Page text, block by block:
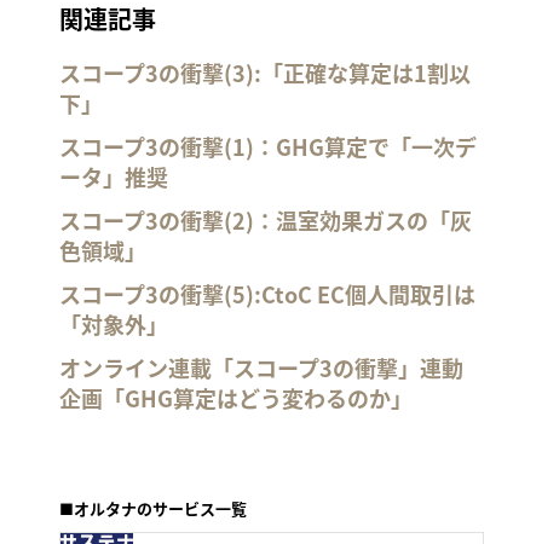
関連記事
スコープ3の衝撃(3):「正確な算定は1割以
下」
スコープ3の衝撃(1)：GHG算定で「一次デ
ータ」推奨
スコープ3の衝撃(2)：温室効果ガスの「灰
色領域」
スコープ3の衝撃(5):CtoC EC個人間取引は
「対象外」
オンライン連載「スコープ3の衝撃」連動
企画「GHG算定はどう変わるのか」
■オルタナのサービス一覧